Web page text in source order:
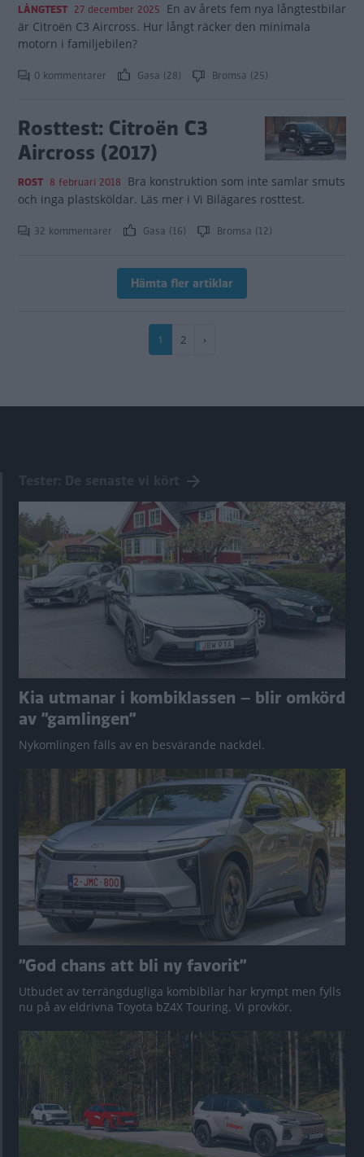
LÅNGTEST 27 december 2025 En av årets fem nya långtestbilar
är Citroën C3 Aircross. Hur långt räcker den minimala
motorn i familjebilen?
0 kommentarer Gasa (28) Bromsa (25)
Rosttest: Citroën C3
Aircross (2017)
ROST 8 februari 2018 Bra konstruktion som inte samlar smuts
och inga plastsköldar. Läs mer i Vi Bilägares rosttest.
32 kommentarer Gasa (16) Bromsa (12)
Hämta fler artiklar
Nuvarande
1 Sida
2
Nästa
›
Kia utmanar i kombiklassen – blir omkörd
av ”gamlingen”
Nykomlingen fälls av en besvärande nackdel.
”God chans att bli ny favorit”
Utbudet av terrängdugliga kombibilar har krympt men fylls
nu på av eldrivna Toyota bZ4X Touring. Vi provkör.